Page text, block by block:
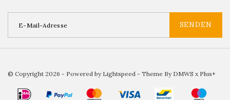
SENDEN
© Copyright 2026 - Powered by Lightspeed - Theme By DMWS x Plus+